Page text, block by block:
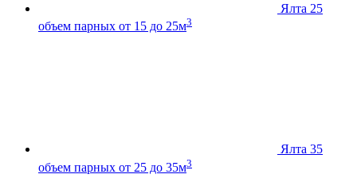
Ялта 25
объем парных от 15 до 25м3
Ялта 35
объем парных от 25 до 35м3